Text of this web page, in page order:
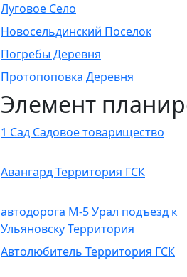
Луговое Село
Новосельдинский Поселок
Погребы Деревня
Протопоповка Деревня
Элемент
1 Сад Садовое товарищество
Авангард Территория ГСК
автодорога М-5 Урал подъезд к
Ульяновску Территория
Автолюбитель Территория ГСК